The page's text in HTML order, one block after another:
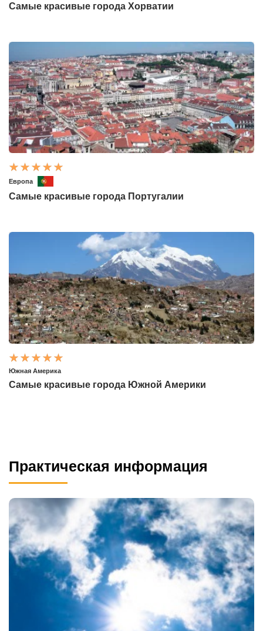
Самые красивые города Хорватии
Европа
Самые красивые города Португалии
Южная Америка
Самые красивые города Южной Америки
Практическая информация